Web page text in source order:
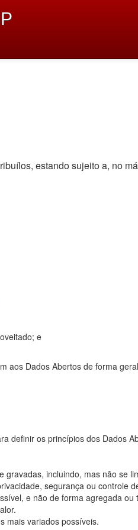
estando sujeito a, no
e
aos Dados Abertos de forma
definir os princípios dos Dados
incluindo, mas não se
segurança ou controle
e não de forma agregada ou
mais variados possíveis.